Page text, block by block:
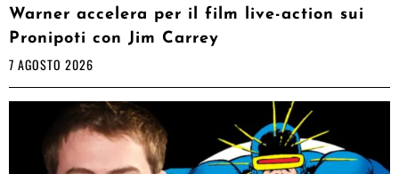
Warner accelera per il film live-action sui
Pronipoti con Jim Carrey
7 AGOSTO 2026